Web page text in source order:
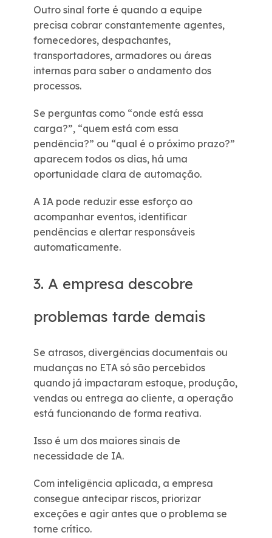
Outro sinal forte é quando a equipe
precisa cobrar constantemente agentes,
fornecedores, despachantes,
transportadores, armadores ou áreas
internas para saber o andamento dos
processos.
Se perguntas como “onde está essa
carga?”, “quem está com essa
pendência?” ou “qual é o próximo prazo?”
aparecem todos os dias, há uma
oportunidade clara de automação.
A IA pode reduzir esse esforço ao
acompanhar eventos, identificar
pendências e alertar responsáveis
automaticamente.
3. A empresa descobre
problemas tarde demais
Se atrasos, divergências documentais ou
mudanças no ETA só são percebidos
quando já impactaram estoque, produção,
vendas ou entrega ao cliente, a operação
está funcionando de forma reativa.
Isso é um dos maiores sinais de
necessidade de IA.
Com inteligência aplicada, a empresa
consegue antecipar riscos, priorizar
exceções e agir antes que o problema se
torne crítico.